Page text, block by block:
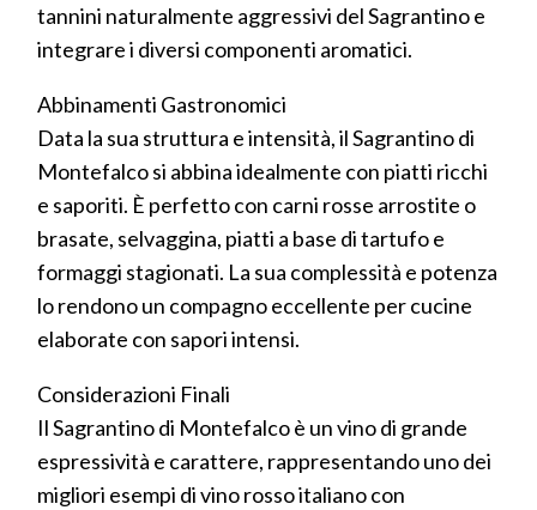
tannini naturalmente aggressivi del Sagrantino e
integrare i diversi componenti aromatici.
Abbinamenti Gastronomici
Data la sua struttura e intensità, il Sagrantino di
Montefalco si abbina idealmente con piatti ricchi
e saporiti. È perfetto con carni rosse arrostite o
brasate, selvaggina, piatti a base di tartufo e
formaggi stagionati. La sua complessità e potenza
lo rendono un compagno eccellente per cucine
elaborate con sapori intensi.
Considerazioni Finali
Il Sagrantino di Montefalco è un vino di grande
espressività e carattere, rappresentando uno dei
migliori esempi di vino rosso italiano con